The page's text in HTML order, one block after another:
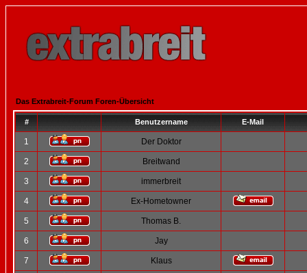
Das Extrabreit-Forum Foren-Übersicht
# Benutzername E-Mail
1 Der Doktor
2 Breitwand
3 immerbreit
4 Ex-Hometowner
5 Thomas B.
6 Jay
7 Klaus